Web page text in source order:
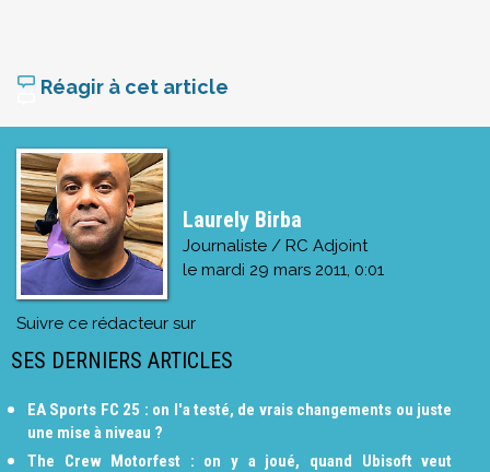
Réagir à cet article
Laurely Birba
Journaliste / RC Adjoint
le mardi 29 mars 2011, 0:01
Suivre ce rédacteur sur
SES DERNIERS ARTICLES
EA Sports FC 25 : on l'a testé, de vrais changements ou juste
une mise à niveau ?
The Crew Motorfest : on y a joué, quand Ubisoft veut